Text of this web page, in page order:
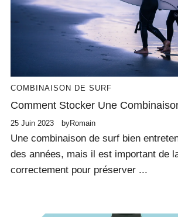
COMBINAISON DE SURF
Comment Stocker Une
25 Juin 2023 byRomain
Une combinaison de surf bien
des années, mais il est important de
correctement pour préserver ...